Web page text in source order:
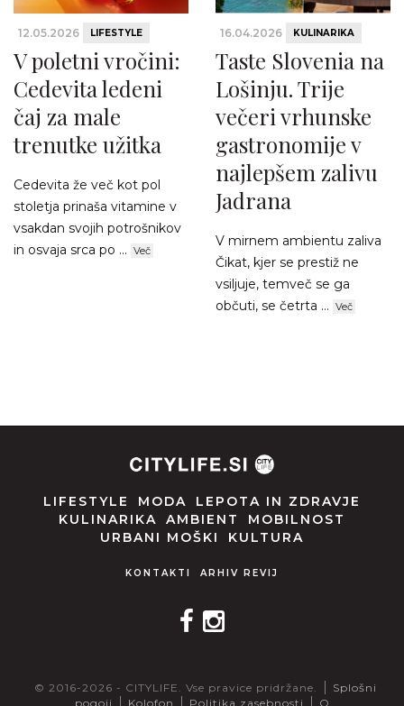
12.05.2026 LIFESTYLE
V poletni vročini:
Cedevita ledeni
čaj za male
trenutke užitka
Cedevita že več kot pol
stoletja prinaša vitamine v
vsakdan svojih potrošnikov
in osvaja srca po ... Več
16.04.2026 KULINARIKA
Taste Slovenia na
Lošinju. Trije
večeri vrhunske
gastronomije v
najlepšem zalivu
Jadrana
V mirnem ambientu zaliva
Čikat, kjer se prestiž ne
vsiljuje, temveč se ga
občuti, se četrta ... Več
LIFESTYLE MODA
LEPOTA IN ZDRAVJE
KULINARIKA
AMBIENT
MOBILNOST
URBANI MOŠKI
KULTURA
KONTAKTI ARHIV REVIJ
© 2016-2026 - CITYLIFE. Vse pravice pridržane.
Splošni
pogoji
Kolofon Politika zasebnosti O